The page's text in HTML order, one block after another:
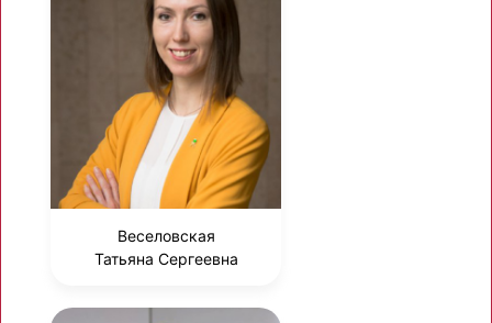
Веселовская
Татьяна Сергеевна